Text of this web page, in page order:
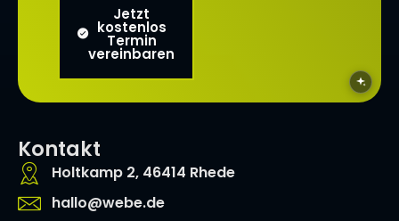
Jetzt
kostenlos
Termin
vereinbaren
Kontakt
Holtkamp 2, 46414 Rhede
hallo@webe.de